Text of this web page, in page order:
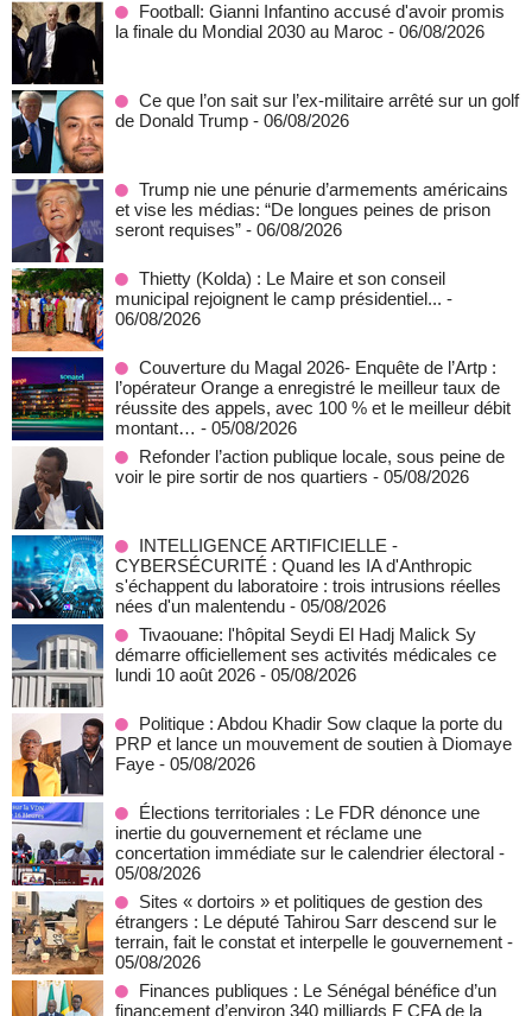
Football: Gianni Infantino accusé d'avoir promis
la finale du Mondial 2030 au Maroc - 06/08/2026
Ce que l’on sait sur l’ex-militaire arrêté sur un golf
de Donald Trump - 06/08/2026
Trump nie une pénurie d’armements américains
et vise les médias: “De longues peines de prison
seront requises” - 06/08/2026
‎Thietty (Kolda) : Le Maire et son conseil
municipal rejoignent le camp présidentiel... -
06/08/2026
Couverture du Magal 2026- Enquête de l’Artp :
l’opérateur Orange a enregistré le meilleur taux de
réussite des appels, avec 100 % et le meilleur débit
montant… - 05/08/2026
Refonder l’action publique locale, sous peine de
voir le pire sortir de nos quartiers - 05/08/2026
INTELLIGENCE ARTIFICIELLE -
CYBERSÉCURITÉ : Quand les IA d'Anthropic
s'échappent du laboratoire : trois intrusions réelles
nées d'un malentendu - 05/08/2026
Tivaouane: l'hôpital Seydi El Hadj Malick Sy
démarre officiellement ses activités médicales ce
lundi 10 août 2026 - 05/08/2026
Politique : Abdou Khadir Sow claque la porte du
PRP et lance un mouvement de soutien à Diomaye
Faye - 05/08/2026
Élections territoriales : Le FDR dénonce une
inertie du gouvernement et réclame une
concertation immédiate sur le calendrier électoral -
05/08/2026
Sites « dortoirs » et politiques de gestion des
étrangers : Le député Tahirou Sarr descend sur le
terrain, fait le constat et interpelle le gouvernement -
05/08/2026
Finances publiques : Le Sénégal bénéfice d’un
financement d’environ 340 milliards F CFA de la